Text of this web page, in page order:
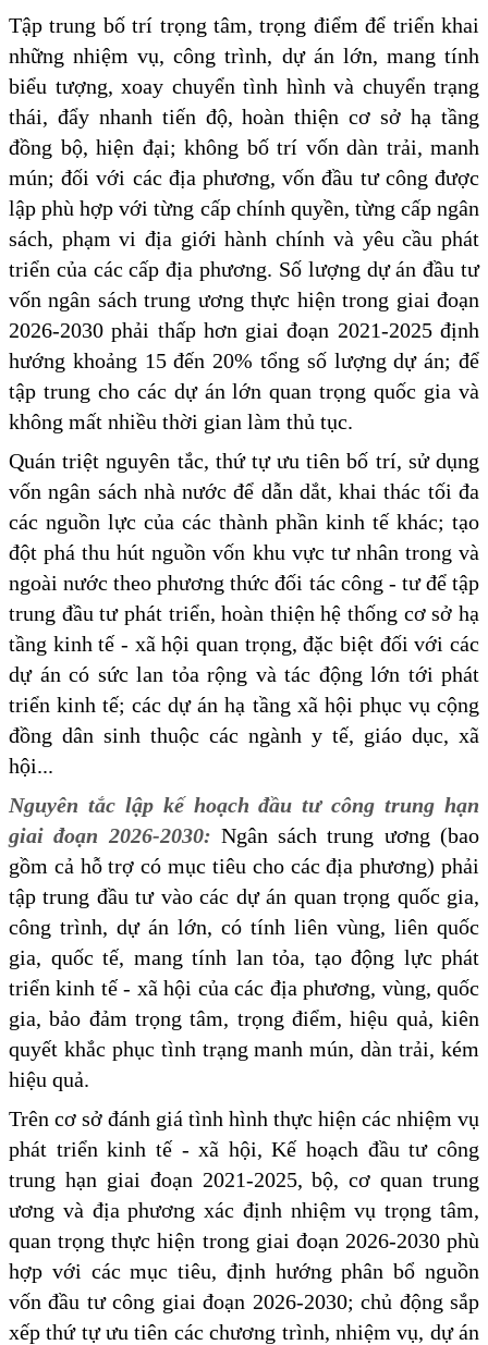
Tập trung bố trí trọng tâm, trọng điểm để triển khai
những nhiệm vụ, công trình, dự án lớn, mang tính
biểu tượng, xoay chuyển tình hình và chuyển trạng
thái, đẩy nhanh tiến độ, hoàn thiện cơ sở hạ tầng
đồng bộ, hiện đại; không bố trí vốn dàn trải, manh
mún; đối với các địa phương, vốn đầu tư công được
lập phù hợp với từng cấp chính quyền, từng cấp ngân
sách, phạm vi địa giới hành chính và yêu cầu phát
triển của các cấp địa phương. Số lượng dự án đầu tư
vốn ngân sách trung ương thực hiện trong giai đoạn
2026-2030 phải thấp hơn giai đoạn 2021-2025 định
hướng khoảng 15 đến 20% tổng số lượng dự án; để
tập trung cho các dự án lớn quan trọng quốc gia và
không mất nhiều thời gian làm thủ tục.
Quán triệt nguyên tắc, thứ tự ưu tiên bố trí, sử dụng
vốn ngân sách nhà nước để dẫn dắt, khai thác tối đa
các nguồn lực của các thành phần kinh tế khác; tạo
đột phá thu hút nguồn vốn khu vực tư nhân trong và
ngoài nước theo phương thức đối tác công - tư để tập
trung đầu tư phát triển, hoàn thiện hệ thống cơ sở hạ
tầng kinh tế - xã hội quan trọng, đặc biệt đối với các
dự án có sức lan tỏa rộng và tác động lớn tới phát
triển kinh tế; các dự án hạ tầng xã hội phục vụ cộng
đồng dân sinh thuộc các ngành y tế, giáo dục, xã
hội...
Nguyên tắc lập kế hoạch đầu tư công trung hạn
giai đoạn 2026-2030: Ngân sách trung ương (bao
gồm cả hỗ trợ có mục tiêu cho các địa phương) phải
tập trung đầu tư vào các dự án quan trọng quốc gia,
công trình, dự án lớn, có tính liên vùng, liên quốc
gia, quốc tế, mang tính lan tỏa, tạo động lực phát
triển kinh tế - xã hội của các địa phương, vùng, quốc
gia, bảo đảm trọng tâm, trọng điểm, hiệu quả, kiên
quyết khắc phục tình trạng manh mún, dàn trải, kém
hiệu quả.
Trên cơ sở đánh giá tình hình thực hiện các nhiệm vụ
phát triển kinh tế - xã hội, Kế hoạch đầu tư công
trung hạn giai đoạn 2021-2025, bộ, cơ quan trung
ương và địa phương xác định nhiệm vụ trọng tâm,
quan trọng thực hiện trong giai đoạn 2026-2030 phù
hợp với các mục tiêu, định hướng phân bổ nguồn
vốn đầu tư công giai đoạn 2026-2030; chủ động sắp
xếp thứ tự ưu tiên các chương trình, nhiệm vụ, dự án